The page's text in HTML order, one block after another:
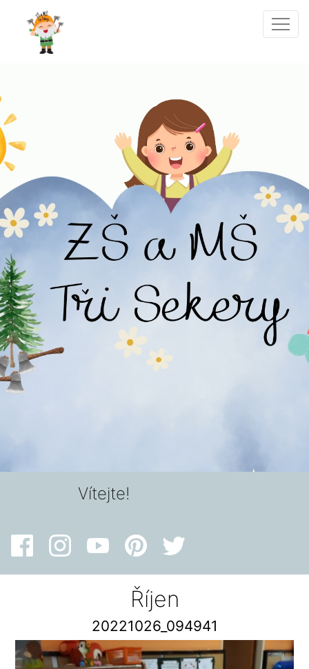
Vítejte!
Říjen
20221026_094941